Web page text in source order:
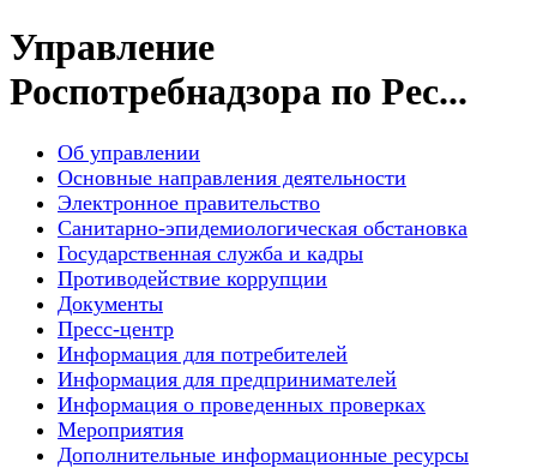
Управление
Роспотребнадзора по Рес...
Об управлении
Основные направления деятельности
Электронное правительство
Санитарно-эпидемиологическая обстановка
Государственная служба и кадры
Противодействие коррупции
Документы
Пресс-центр
Информация для потребителей
Информация для предпринимателей
Информация о проведенных проверках
Мероприятия
Дополнительные информационные ресурсы